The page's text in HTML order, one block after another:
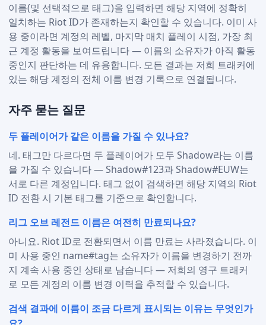
이름(및 선택적으로 태그)을 입력하면 해당 지역에 정확히
일치하는 Riot ID가 존재하는지 확인할 수 있습니다. 이미 사
용 중이라면 계정의 레벨, 마지막 매치 플레이 시점, 가장 최
근 계정 활동을 보여드립니다 — 이름의 소유자가 아직 활동
중인지 판단하는 데 유용합니다. 모든 결과는 저희 트래커에
있는 해당 계정의 전체 이름 변경 기록으로 연결됩니다.
자주 묻는 질문
두 플레이어가 같은 이름을 가질 수 있나요?
네. 태그만 다르다면 두 플레이어가 모두 Shadow라는 이름
을 가질 수 있습니다 — Shadow#123과 Shadow#EUW는
서로 다른 계정입니다. 태그 없이 검색하면 해당 지역의 Riot
ID 전환 시 기본 태그를 기준으로 확인합니다.
리그 오브 레전드 이름은 여전히 만료되나요?
아니요. Riot ID로 전환되면서 이름 만료는 사라졌습니다. 이
미 사용 중인 name#tag는 소유자가 이름을 변경하기 전까
지 계속 사용 중인 상태로 남습니다 — 저희의 영구 트래커
로 모든 계정의 이름 변경 이력을 추적할 수 있습니다.
검색 결과에 이름이 조금 다르게 표시되는 이유는 무엇인가